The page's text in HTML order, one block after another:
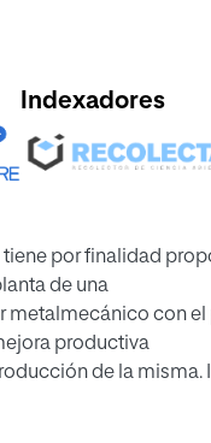
Indexadores
tiene por finalidad
de una
metalmecánico con
productiva
de la misma.
productivos